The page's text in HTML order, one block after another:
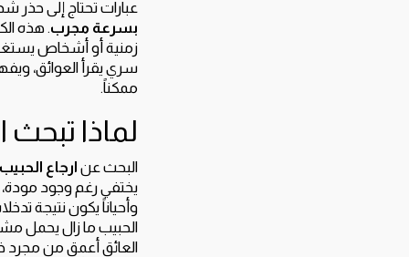
عبارات تحتاج إلى حذر
بسرعة مجرب. هذه
زمنية أو أشخاص
سري يقرأ العوائق،
ممكناً.
لماذا تبحث
البحث عن ارجاع
يختفي رغم وجود مودة،
وأحياناً يكون نتيجة
الحبيب ما زال يحمل
العائق أعمق من مجرد